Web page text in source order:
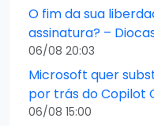
O fim da sua
assinatura? –
06/08 20:03
Microsoft quer
por trás do Copilot
06/08 15:00